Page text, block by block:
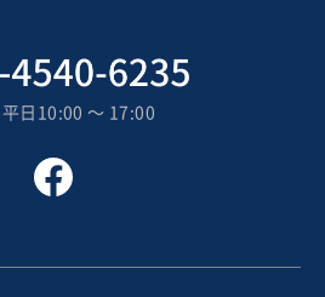
日10:00 〜 17:00